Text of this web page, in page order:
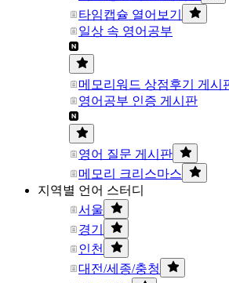
타임캡슐 열어보기
일상 속 영어공부
메모리워드 상점후기 게시
영어공부 인증 게시판
영어 질문 게시판
메모리 크리스마스
지역별 언어 스터디
서울
경기
인천
대전/세종/충청